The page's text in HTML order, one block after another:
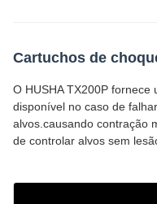
Cartuchos de
O HUSHA TX200P
disponível no caso de
alvos.causando contração
de controlar alvos sem